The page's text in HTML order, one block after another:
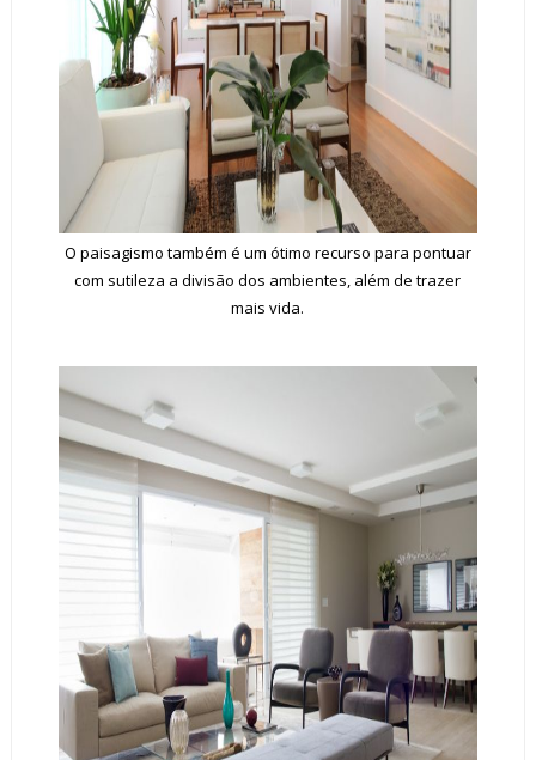
O paisagismo também é um ótimo recurso para pontuar
com sutileza a divisão dos ambientes, além de trazer
mais vida.